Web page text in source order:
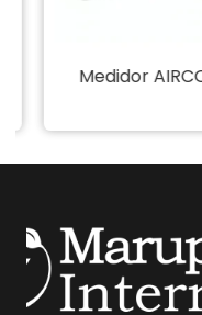
Medidor AIRCO2